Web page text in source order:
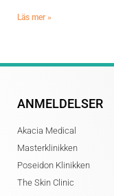
Läs mer »
ANMELDELSER
Akacia Medical
Masterklinikken
Poseidon Klinikken
The Skin Clinic